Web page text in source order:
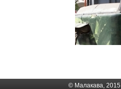
© Малакава, 2015